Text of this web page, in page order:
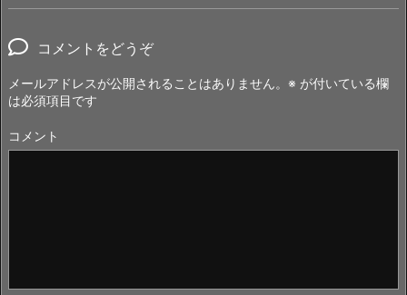
コメントをどうぞ
メールアドレスが公開されることはありません。 ※ が付いている欄
は必須項目です
コメント